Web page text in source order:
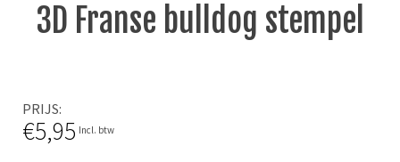
3D Franse bulldog stempel
PRIJS
€5,95 Incl. btw